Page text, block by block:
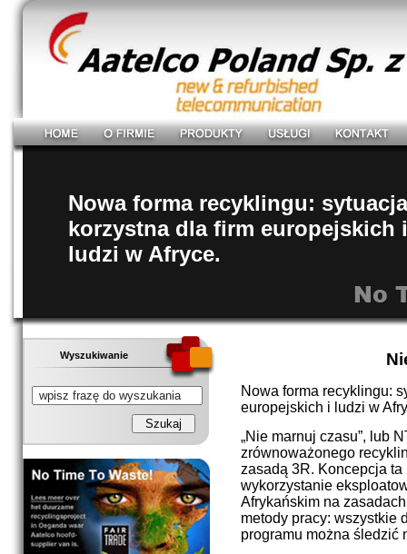
Nowa forma recyklingu: sytuacja
korzystna dla firm europejskich i
ludzi w Afryce.
Wyszukiwanie
Nowa forma recyklingu:
europejskich i ludzi w
„Nie marnuj czasu”, lub
zrównoważonego
zasadą 3R. Koncepcja
wykorzystanie
Afrykańskim na
metody pracy: wszystkie
programu można śledzić